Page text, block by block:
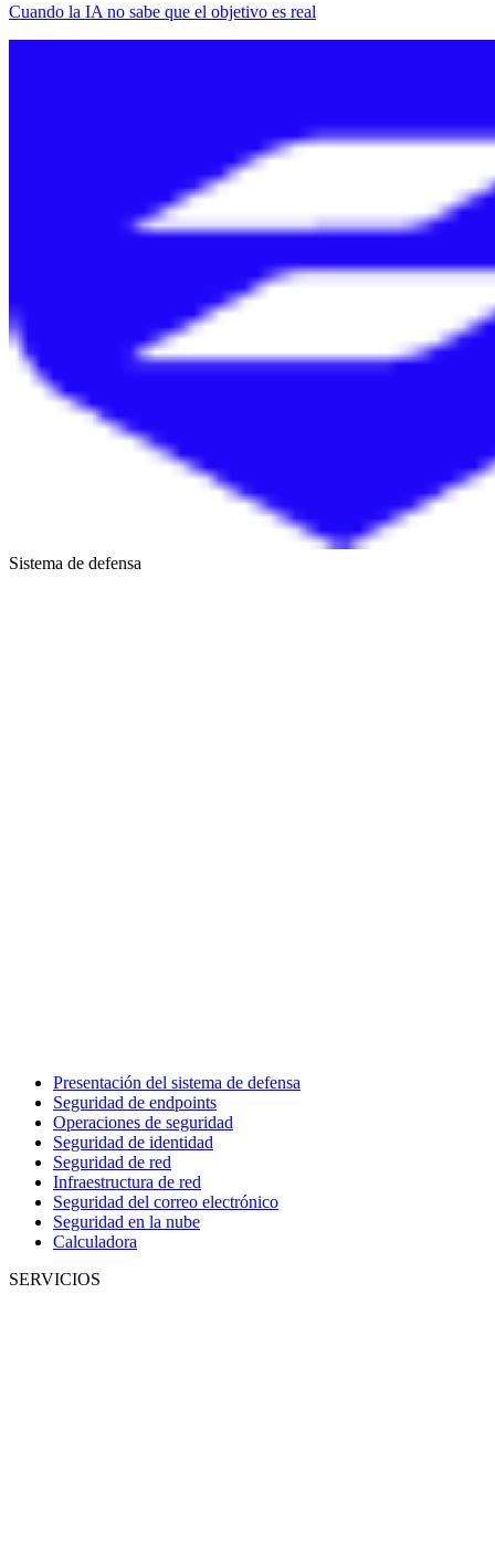
Cuando la IA no sabe que el objetivo es real
Sistema de defensa
Presentación del sistema de defensa
Seguridad de endpoints
Operaciones de seguridad
Seguridad de identidad
Seguridad de red
Infraestructura de red
Seguridad del correo electrónico
Seguridad en la nube
Calculadora
SERVICIOS